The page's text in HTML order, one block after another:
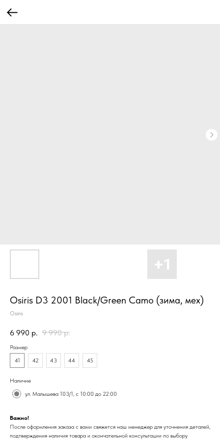
Osiris D3 2001 Black/Green Camo (зима, мех)
Osiris
6 990 р. 9 990 р.
Размер
41
42 43 44 45
Наличие
ул. Малышева 103/1, с 10:00 до 22:00
Важно!
После оформления заказа с вами свяжется наш менеджер для уточнения деталей,
подтверждения наличия товара и окончательной консультации по выбору